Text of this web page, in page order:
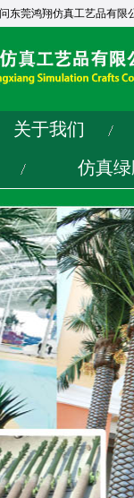
东莞鸿翔仿真工艺品有限
关于我们
仿真